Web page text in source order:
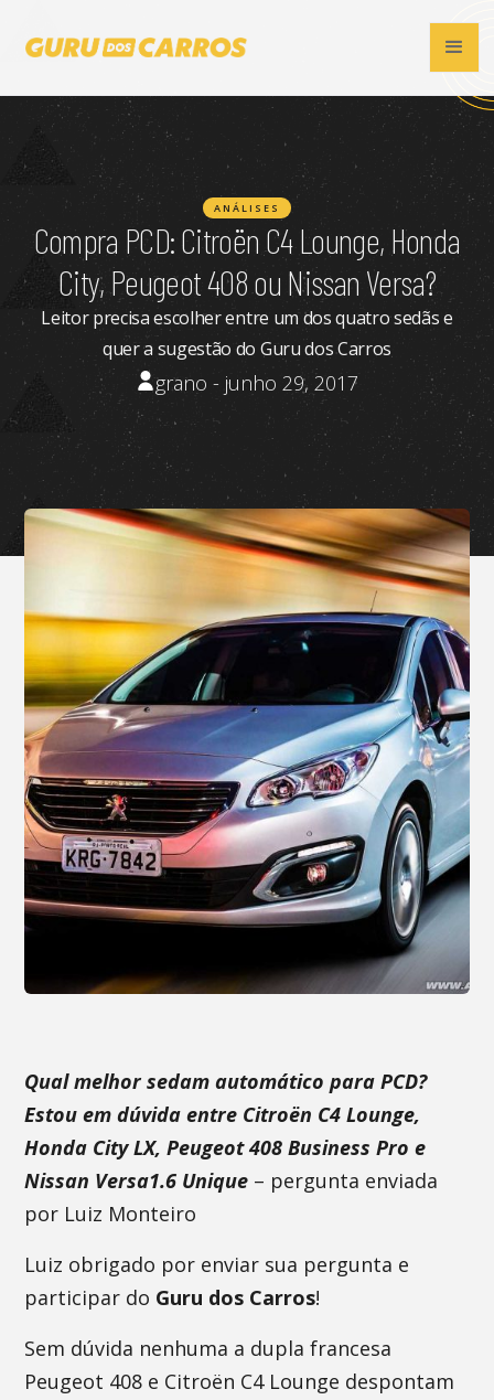
ANÁLISES
Compra PCD: Citroën C4 Lounge, Honda
City, Peugeot 408 ou Nissan Versa?
Leitor precisa escolher entre um dos quatro sedãs e
quer a sugestão do Guru dos Carros
grano - junho 29, 2017
Qual melhor sedam automático para PCD?
Estou em dúvida entre Citroën C4 Lounge,
Honda City LX, Peugeot 408 Business Pro e
Nissan Versa1.6 Unique – pergunta enviada
por Luiz Monteiro
Luiz obrigado por enviar sua pergunta e
participar do Guru dos Carros!
Sem dúvida nenhuma a dupla francesa
Peugeot 408 e Citroën C4 Lounge despontam